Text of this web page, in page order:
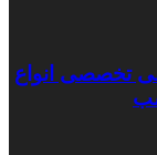
تخصصی انواع